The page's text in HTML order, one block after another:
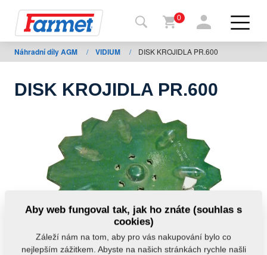
Zpět
na
stažení
0
Náhradní díly AGM / VIDIUM / DISK KROJIDLA PR.600
DISK KROJIDLA PR.600
Aby web fungoval tak, jak ho znáte (souhlas s
cookies)
Záleží nám na tom, aby pro vás nakupování bylo co
nejlepším zážitkem. Abyste na našich stránkách rychle našli